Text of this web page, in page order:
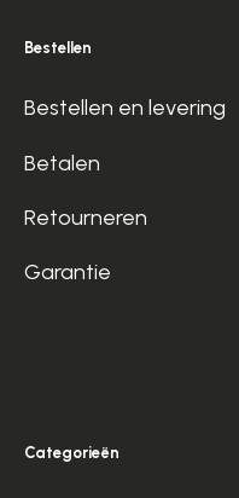
Bestellen
Bestellen en levering
Betalen
Retourneren
Garantie
Categorieën